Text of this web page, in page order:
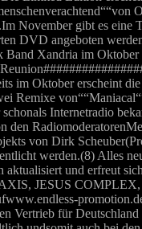
November gibt es
DVD angeboten
Xandria im
im Oktober erscheint die
Remixe
Internetradio
von Dirk
werden.(8) Alles
und erfreut
JESUS
Vertrieb für Deutschland